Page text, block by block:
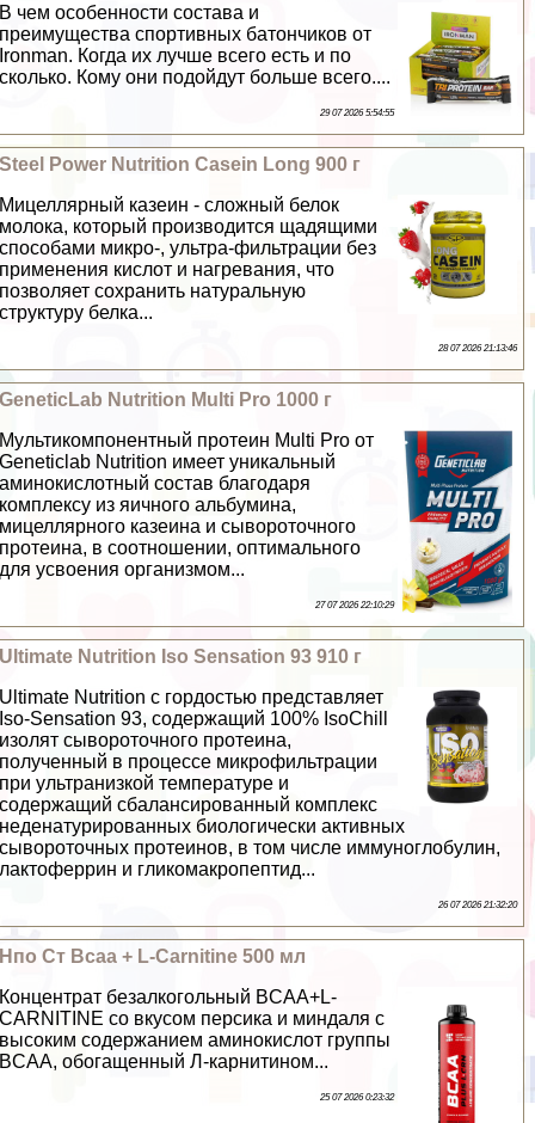
В чем особенности состава и
преимущества спортивных батончиков от
Ironman. Когда их лучше всего есть и по
сколько. Кому они подойдут больше всего....
29 07 2026 5:54:55
Steel Power Nutrition Casein Long 900 г
Мицеллярный казеин - сложный белок
молока, который производится щадящими
способами микро-, ультра-фильтрации без
применения кислот и нагревания, что
позволяет сохранить натуральную
структуру белка...
28 07 2026 21:13:46
GeneticLab Nutrition Multi Pro 1000 г
Мультикомпонентный протеин Multi Pro от
Geneticlab Nutrition имеет уникальный
аминокислотный состав благодаря
комплексу из яичного альбумина,
мицеллярного казеина и сывороточного
протеина, в соотношении, оптимального
для усвоения организмом...
27 07 2026 22:10:29
Ultimate Nutrition Iso Sensation 93 910 г
Ultimate Nutrition с гордостью представляет
Iso-Sensation 93, содержащий 100% IsoChill
изолят сывороточного протеина,
полученный в процессе микрофильтрации
при ультранизкой температуре и
содержащий сбалансированный комплекс
неденатурированных биологически активных
сывороточных протеинов, в том числе иммуноглобулин,
лактоферрин и гликомакропептид...
26 07 2026 21:32:20
Нпо Ст Bcaa + L-Carnitine 500 мл
Концентрат безалкогольный BCAA+L-
CARNITINE со вкусом персика и миндаля с
высоким содержанием аминокислот группы
BCAA, обогащенный Л-карнитином...
25 07 2026 0:23:32